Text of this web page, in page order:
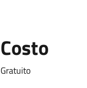
Costo
Gratuito